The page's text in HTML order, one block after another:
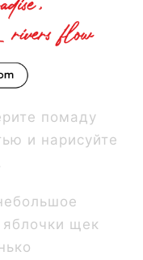
руку, а затем
кисти
помаду
и нарисуйте
щек